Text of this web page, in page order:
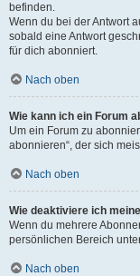
befinden.
Wenn du bei der Antwort
sobald eine Antwort
für dich abonniert.
Nach oben
Wie kann ich ein Forum
Um ein Forum zu
abonnieren“, der sich
Nach oben
Wie deaktiviere ich
Wenn du mehrere
persönlichen Bereich
Nach oben